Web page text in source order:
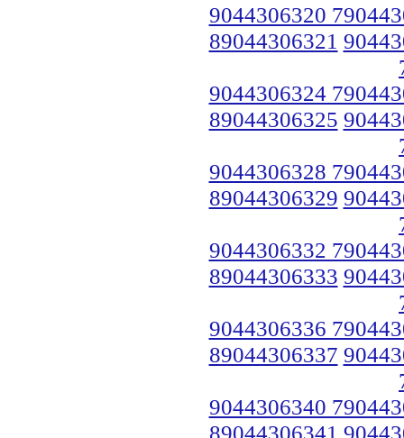
9044306320
89044306321
9044306324
89044306325
9044306328
89044306329
9044306332
89044306333
9044306336
89044306337
9044306340
89044306341